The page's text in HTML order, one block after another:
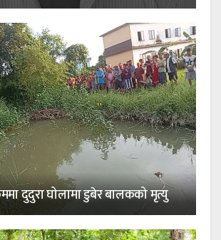
दुदुरा घोलामा डुबेर बालकको मृत्यु